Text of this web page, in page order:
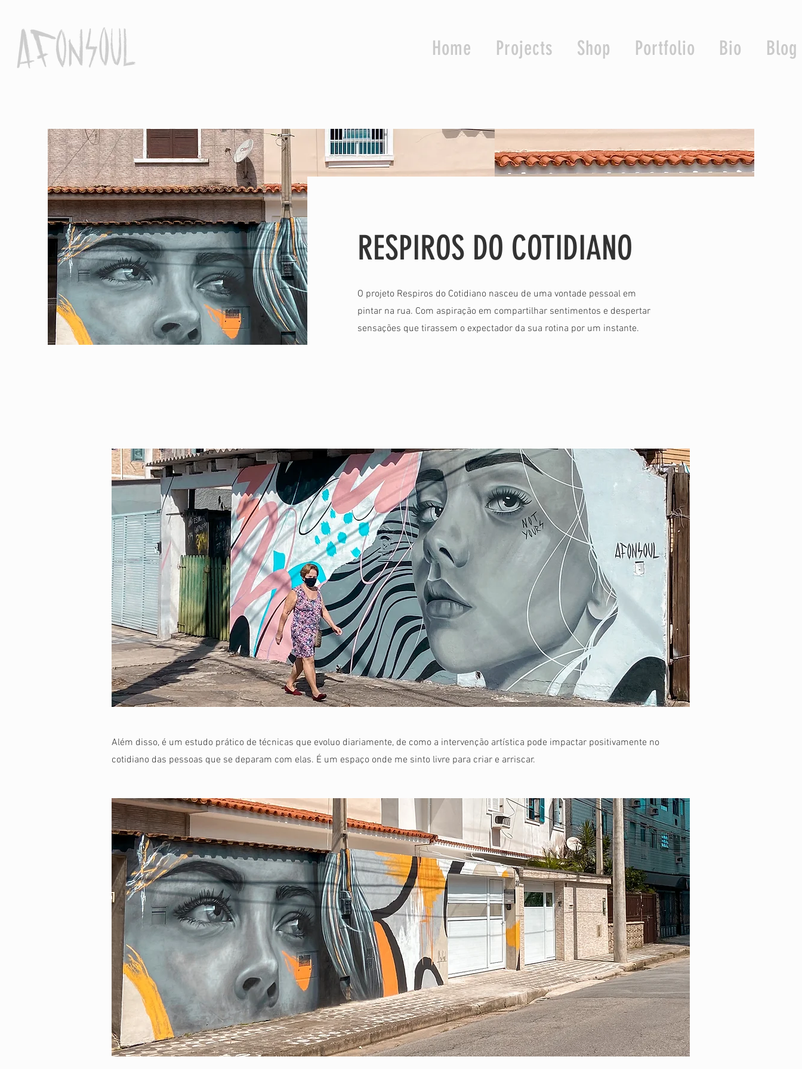
Home Projects Shop Portfolio Bio Blog
RESPIROS DO COTIDIANO
O projeto Respiros do Cotidiano nasceu de uma vontade pessoal em
pintar na rua. Com aspiração em compartilhar sentimentos e despertar
sensações que tirassem o expectador da sua rotina por um instante.
Além disso, é um estudo prático de técnicas que evoluo diariamente, de como a intervenção artística pode impactar positivamente no
cotidiano das pessoas que se deparam com elas. É um espaço onde me sinto livre para criar e arriscar.